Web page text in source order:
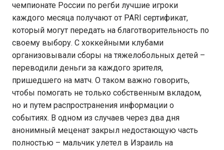
чемпионате России по регби лучшие игроки
каждого месяца получают от PARI сертификат,
который могут передать на благотворительность по
своему выбору. С хоккейными клубами
организовывали сборы на тяжелобольных детей –
переводили деньги за каждого зрителя,
пришедшего на матч. О таком важно говорить,
чтобы помогать не только собственным вкладом,
но и путем распространения информации о
событиях. В одном из случаев через два дня
анонимный меценат закрыл недостающую часть
полностью – мальчик улетел в Израиль на